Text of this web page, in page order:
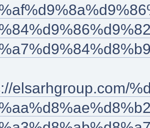
elsarhgroup.com/